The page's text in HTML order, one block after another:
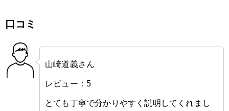
口コミ
山崎道義さん
レビュー：5
とても丁寧で分かりやすく説明してくれまし